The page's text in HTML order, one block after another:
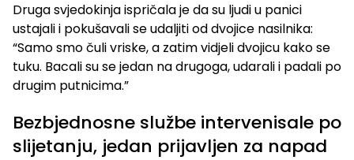
Druga svjedokinja ispričala je da su ljudi u panici
ustajali i pokušavali se udaljiti od dvojice nasilnika:
“Samo smo čuli vriske, a zatim vidjeli dvojicu kako se
tuku. Bacali su se jedan na drugoga, udarali i padali po
drugim putnicima.”
Bezbjednosne službe intervenisale po
slijetanju, jedan prijavljen za napad